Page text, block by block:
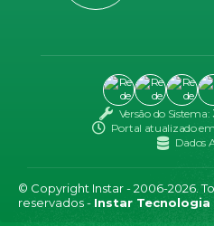
Versão do Sistema:
Portal atualizado
Dados
© Copyright Instar - 2006-2026.
reservados - Instar Tecnologia